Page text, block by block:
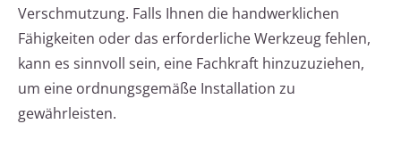
Verschmutzung. Falls Ihnen die handwerklichen
Fähigkeiten oder das erforderliche Werkzeug fehlen,
kann es sinnvoll sein, eine Fachkraft hinzuzuziehen,
um eine ordnungsgemäße Installation zu
gewährleisten.